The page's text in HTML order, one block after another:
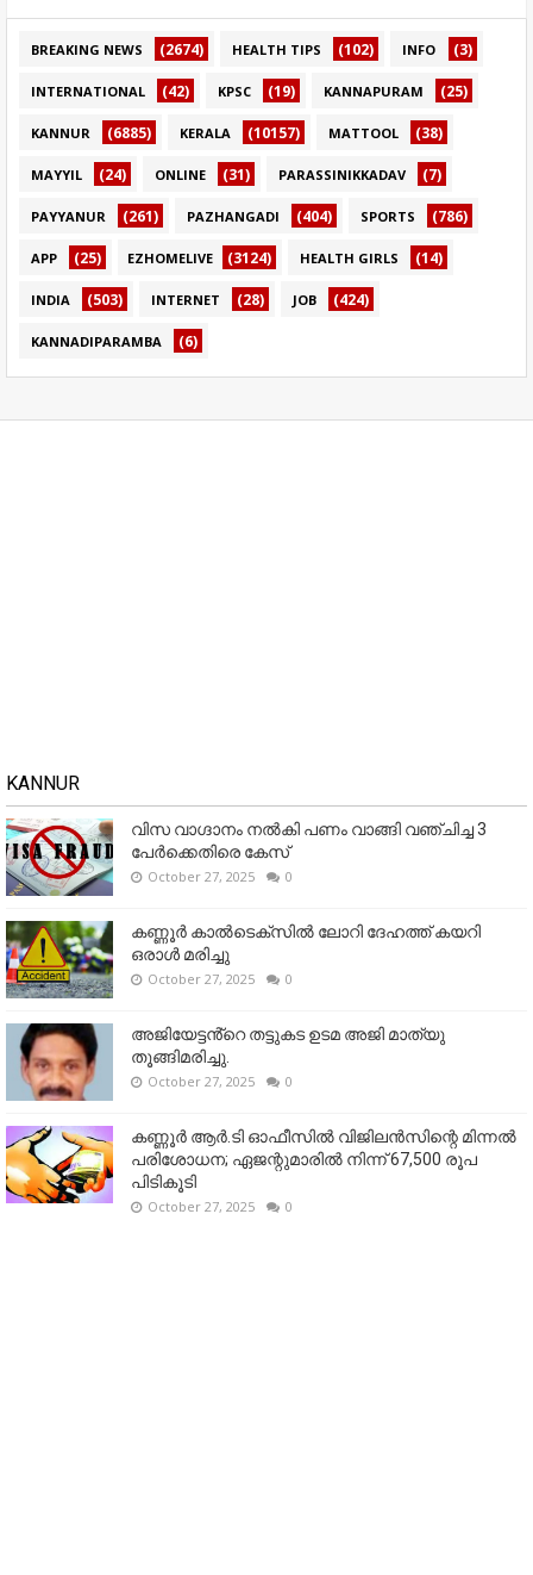
BREAKING NEWS (2674) HEALTH TIPS (102) INFO (3)
INTERNATIONAL (42) KPSC (19) KANNAPURAM (25)
KANNUR (6885) KERALA (10157) MATTOOL (38)
MAYYIL (24) ONLINE (31) PARASSINIKKADAV (7)
PAYYANUR (261) PAZHANGADI (404) SPORTS (786)
APP (25) EZHOMELIVE (3124) HEALTH GIRLS (14)
INDIA (503) INTERNET (28) JOB (424)
KANNADIPARAMBA (6)
KANNUR
വിസ വാഗ്ദാനം നൽകി പണം വാങ്ങി വഞ്ചിച്ച 3
പേർക്കെതിരെ കേസ്
October 27, 2025 0
കണ്ണൂര്‍ കാല്‍ടെക്‌സില്‍ ലോറി ദേഹത്ത് കയറി
ഒരാള്‍ മരിച്ചു
October 27, 2025 0
അജിയേട്ടൻ്റെ തട്ടുകട ഉടമ അജി മാത്യു
തൂങ്ങിമരിച്ചു.
October 27, 2025 0
കണ്ണൂര്‍ ആര്‍.ടി ഓഫീസില്‍ വിജിലൻസിന്റെ മിന്നല്‍
പരിശോധന; ഏജന്റുമാരില്‍ നിന്ന് 67,500 രൂപ
പിടികൂടി
October 27, 2025 0